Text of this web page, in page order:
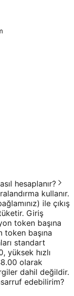
hesaplanır?
kullanır.
ile çıkış
Giriş
token başına
başına
standart
yüksek hızlı
olarak
dahil değildir.
edebilirim?